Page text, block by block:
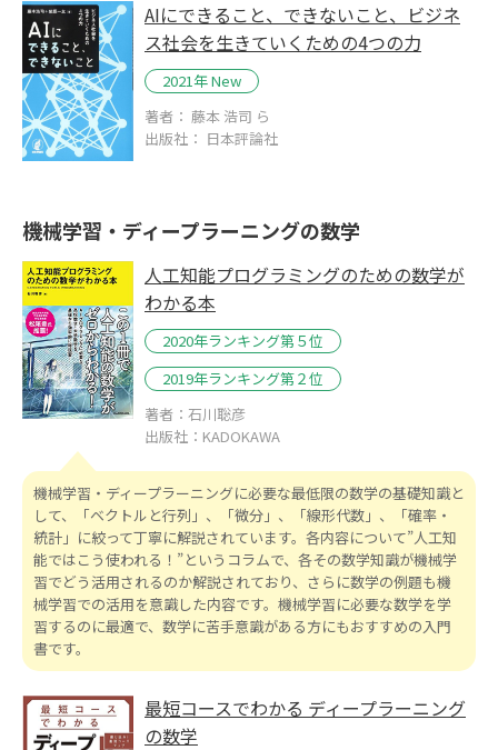
AIにできること、できないこと、ビジネ
ス社会を生きていくための4つの力
2021年 New
著者： 藤本 浩司 ら
出版社： 日本評論社
機械学習・ディープラーニングの数学
人工知能プログラミングのための数学が
わかる本
2020年ランキング第５位
2019年ランキング第２位
著者：石川聡彦
出版社：KADOKAWA
機械学習・ディープラーニングに必要な最低限の数学の基礎知識と
して、「ベクトルと行列」、「微分」、「線形代数」、「確率・
統計」に絞って丁寧に解説されています。各内容について”人工知
能ではこう使われる！”というコラムで、各その数学知識が機械学
習でどう活用されるのか解説されており、さらに数学の例題も機
械学習での活用を意識した内容です。機械学習に必要な数学を学
習するのに最適で、数学に苦手意識がある方にもおすすめの入門
書です。
最短コースでわかる ディープラーニング
の数学